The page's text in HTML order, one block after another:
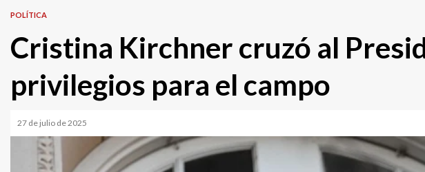
POLÍTICA
Cristina Kirchner cruzó al
privilegios para el campo
27 de julio de 2025